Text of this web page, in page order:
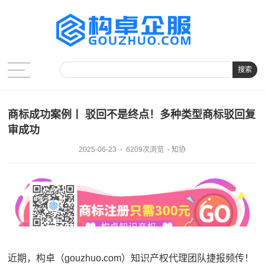
搜索
商标成功案例丨 驳回不是终点！多种类型商标驳回复
审成功
2025-06-23 6209次浏览 知协
近期，构卓（gouzhuo.com）知识产权代理团队捷报频传！